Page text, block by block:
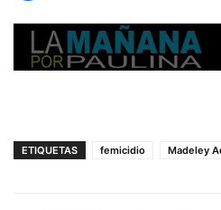
ETIQUETAS femicidio Madeley